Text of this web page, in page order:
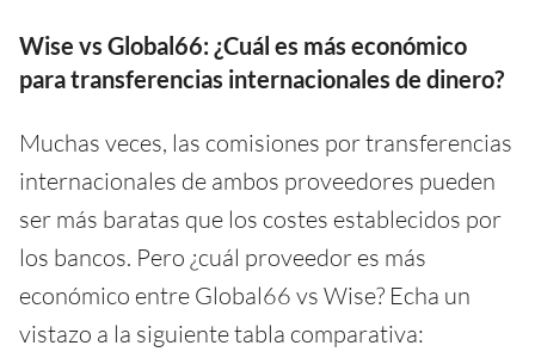
Wise vs Global66: ¿Cuál es más económico
para transferencias internacionales de dinero?
Muchas veces, las comisiones por transferencias
internacionales de ambos proveedores pueden
ser más baratas que los costes establecidos por
los bancos. Pero ¿cuál proveedor es más
económico entre Global66 vs Wise? Echa un
vistazo a la siguiente tabla comparativa: